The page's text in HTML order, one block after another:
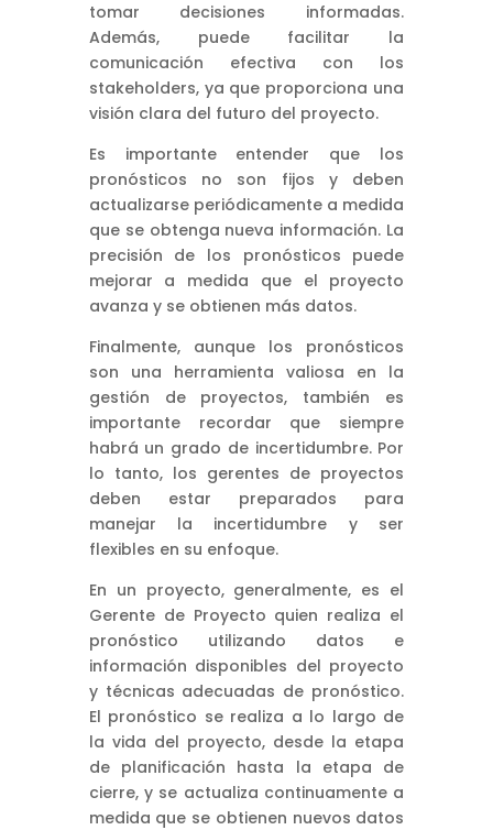
tomar decisiones informadas.
Además, puede facilitar la
comunicación efectiva con los
stakeholders, ya que proporciona una
visión clara del futuro del proyecto.
Es importante entender que los
pronósticos no son fijos y deben
actualizarse periódicamente a medida
que se obtenga nueva información. La
precisión de los pronósticos puede
mejorar a medida que el proyecto
avanza y se obtienen más datos.
Finalmente, aunque los pronósticos
son una herramienta valiosa en la
gestión de proyectos, también es
importante recordar que siempre
habrá un grado de incertidumbre. Por
lo tanto, los gerentes de proyectos
deben estar preparados para
manejar la incertidumbre y ser
flexibles en su enfoque.
En un proyecto, generalmente, es el
Gerente de Proyecto quien realiza el
pronóstico utilizando datos e
información disponibles del proyecto
y técnicas adecuadas de pronóstico.
El pronóstico se realiza a lo largo de
la vida del proyecto, desde la etapa
de planificación hasta la etapa de
cierre, y se actualiza continuamente a
medida que se obtienen nuevos datos